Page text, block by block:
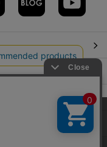
、クッキー(Cookie)を使
」をご覧くださ